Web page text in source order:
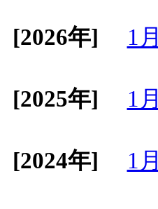
[2026年] 1月
[2025年]
1月
[2024年]
1月